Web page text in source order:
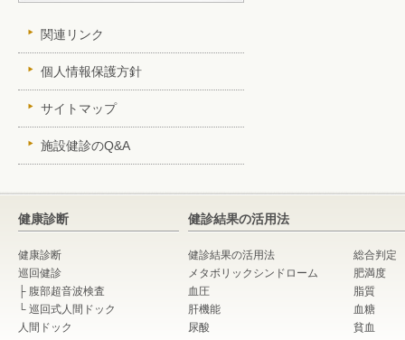
関連リンク
個人情報保護方針
サイトマップ
施設健診のQ&A
健康診断
健康診断
巡回健診
├ 腹部超音波検査
└ 巡回式人間ドック
人間ドック
健診結果の活用法
健診結果の活用法
総合判定
メタボリックシンドローム
肥満度
血圧
脂質
肝機能
血糖
尿酸
貧血